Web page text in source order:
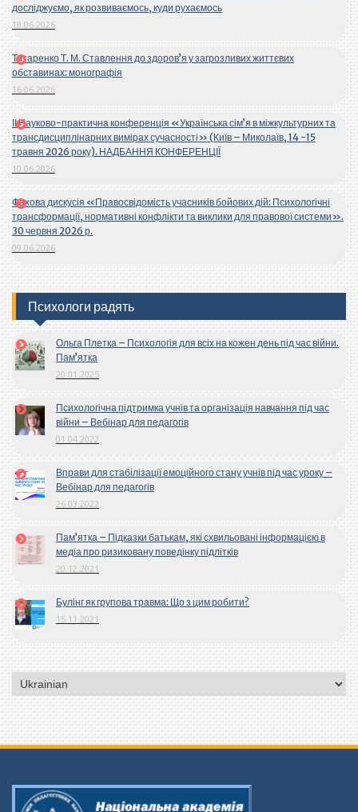
досліджуємо, як розвиваємось, куди рухаємось
18.06.2026
Титаренко Т. М. Ставлення до здоров’я у загрозливих життєвих
обставинах: монографія
16.06.2026
ІІ Науково-практична конференція «Українська сім’я в міжкультурних та
трансдисциплінарних вимірах сучасності» (Київ – Миколаїв, 14 -15
травня 2026 року). НАДБАННЯ КОНФЕРЕНЦІЇ
10.06.2026
Фахова дискусія «Правосвідомість учасників бойових дій: Психологічні
трансформації, нормативні конфлікти та виклики для правової системи».
30 червня 2026 р.
09.06.2026
Психологи радять
Ольга Плетка – Психологія для всіх на кожен день під час війни.
Пам’ятка
20.01.2025
Психологічна підтримка учнів та організація навчання під час
війни – Вебінар для педагогів
01.04.2022
Вправи для стабілізації емоційного стану учнів під час уроку –
Вебінар для педагогів
26.03.2022
Пам’ятка – Підказки батькам, які схвильовані інформацією в
медіа про ризиковану поведінку підлітків
20.12.2021
Булінг як групова травма: Що з цим робити?
15.11.2021
Вибрати
мову